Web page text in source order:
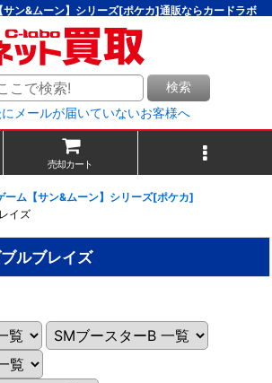
ン&ムーン】シリーズ[ポケカ]通販ならカードラボ
検索
メールが届いていないお客様へ
売却カート
ーム【サン&ムーン】シリーズ[ポケカ]
イズ
ルブレイズ